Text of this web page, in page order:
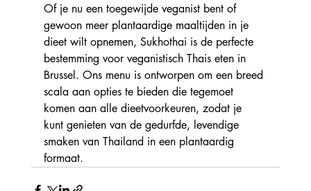
Of je nu een toegewijde veganist bent of
gewoon meer plantaardige maaltijden in je
dieet wilt opnemen, Sukhothai is de perfecte
bestemming voor veganistisch Thais eten in
Brussel. Ons menu is ontworpen om een breed
scala aan opties te bieden die tegemoet
komen aan alle dieetvoorkeuren, zodat je
kunt genieten van de gedurfde, levendige
smaken van Thailand in een plantaardig
formaat.